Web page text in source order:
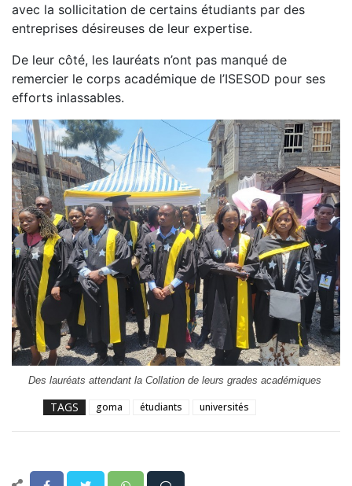
avec la sollicitation de certains étudiants par des
entreprises désireuses de leur expertise.
De leur côté, les lauréats n’ont pas manqué de
remercier le corps académique de l’ISESOD pour ses
efforts inlassables.
Des lauréats attendant la Collation de leurs grades académiques
TAGS goma étudiants universités